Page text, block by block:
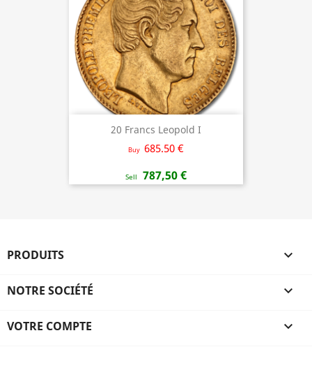
20 Francs Leopold I
Buy 685.50 €
Sell 787,50 €
PRODUITS 
NOTRE SOCIÉTÉ 
VOTRE COMPTE 